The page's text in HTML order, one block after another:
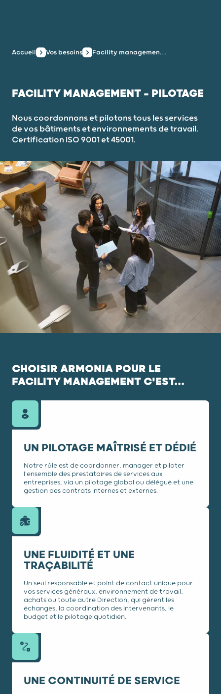
Accueil Vos besoins Facility management - Pilotage
FACILITY MANAGEMENT - PILOTAGE
Nous coordonnons et pilotons tous les services
de vos bâtiments et environnements de travail.
Certification ISO 9001 et 45001.
CHOISIR ARMONIA POUR LE
FACILITY MANAGEMENT C'EST...
UN PILOTAGE MAÎTRISÉ ET DÉDIÉ
Notre rôle est de coordonner, manager et piloter
l'ensemble des prestataires de services aux
entreprises, via un pilotage global ou délégué et une
gestion des contrats internes et externes.
UNE FLUIDITÉ ET UNE
TRAÇABILITÉ
Un seul responsable et point de contact unique pour
vos services généraux, environnement de travail,
achats ou toute autre Direction, qui gèrent les
échanges, la coordination des intervenants, le
budget et le pilotage quotidien.
UNE CONTINUITÉ DE SERVICE